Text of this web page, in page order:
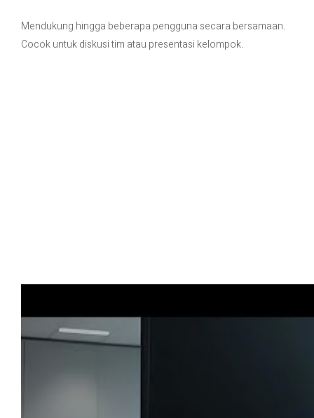
Mendukung hingga beberapa pengguna secara bersamaan.
Cocok untuk diskusi tim atau presentasi kelompok.